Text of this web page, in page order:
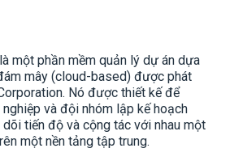
một phần mềm quản lý dự án dựa
mây (cloud-based) được phát
Nó được thiết kế để
và đội nhóm lập kế hoạch
tiến độ và cộng tác với nhau một
một nền tảng tập trung.